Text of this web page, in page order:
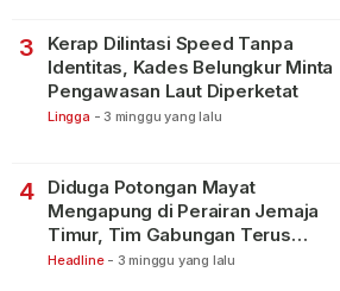
3
Kerap Dilintasi Speed Tanpa
Identitas, Kades Belungkur Minta
Pengawasan Laut Diperketat
Lingga - 3 minggu yang lalu
4
Diduga Potongan Mayat
Mengapung di Perairan Jemaja
Timur, Tim Gabungan Terus
Lakukan Pencarian
Headline - 3 minggu yang lalu